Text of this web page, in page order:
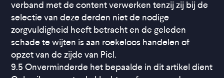
verband met de content verwerken tenzij zij bij de
selectie van deze derden niet de nodige
zorgvuldigheid heeft betracht en de geleden
schade te wijten is aan roekeloos handelen of
opzet van de zijde van Picl.
9.5 Onverminderde het bepaalde in dit artikel dient